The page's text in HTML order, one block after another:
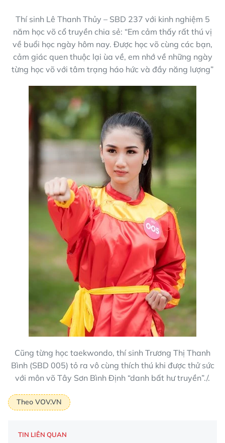
Thí sinh Lê Thanh Thủy – SBD 237 với kinh nghiệm 5
năm học võ cổ truyền chia sẻ: “Em cảm thấy rất thú vị
về buổi học ngày hôm nay. Được học võ cùng các bạn,
cảm giác quen thuộc lại ùa về, em nhớ về những ngày
từng học võ với tâm trạng háo hức và đầy năng lượng”
Cũng từng học taekwondo, thí sinh Trương Thị Thanh
Bình (SBD 005) tỏ ra vô cùng thích thú khi được thử sức
với môn võ Tây Sơn Bình Định “danh bất hư truyền”./.
Theo VOV.VN
TIN LIÊN QUAN